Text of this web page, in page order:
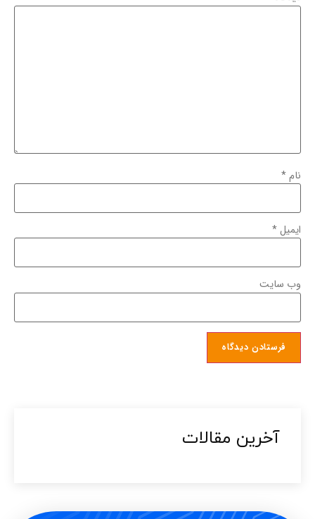
نام*
ایمیل*
وب‌ سایت
آخرین مقالات​